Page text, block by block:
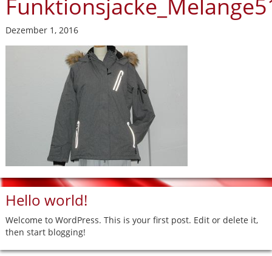
Dezember 1, 2016
Hello world!
Welcome to WordPress. This is your first post. Edit or delete it,
then start blogging!